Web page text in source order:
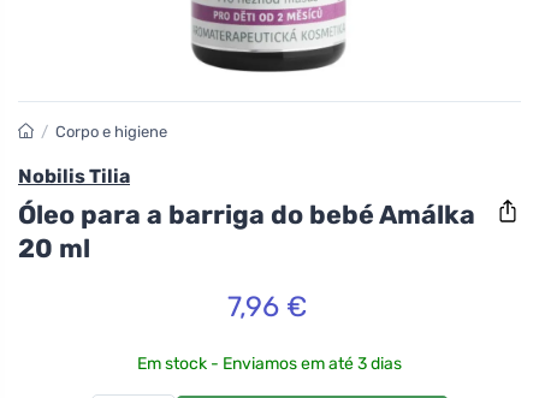
/ Corpo e higiene
Nobilis Tilia
Óleo para a barriga do bebé Amálka
20 ml
7,96 €
Em stock - Enviamos em até 3 dias